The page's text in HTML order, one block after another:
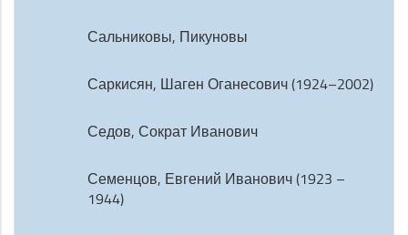
Сальниковы, Пикуновы
Саркисян, Шаген Оганесович (1924–2002)
Седов, Сократ Иванович
Семенцов, Евгений Иванович (1923 –
1944)